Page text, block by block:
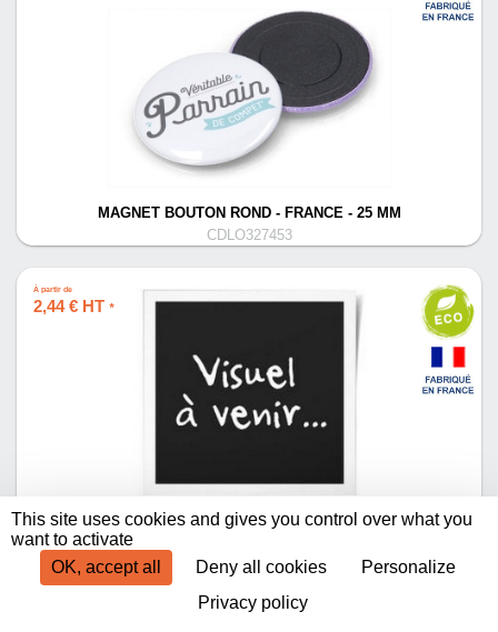
MAGNET BOUTON ROND - FRANCE - 25 MM
CDLO327453
À partir de
2,44 € HT *
QV11)
This site uses cookies and gives you control over what you
want to activate
OK, accept all
Deny all cookies
Personalize
Privacy policy